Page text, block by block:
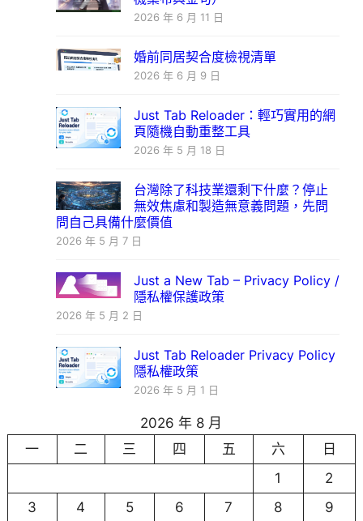
2026 年 6 月 11 日
婚前同居契合度檢視清單
2026 年 6 月 9 日
Just Tab Reloader：輕巧實用的網
頁隨機自動重整工具
2026 年 5 月 18 日
台灣除了科技業還剩下什麼？停止
無效焦慮和製造無意義問題，先問
問自己具備什麼價值
2026 年 5 月 7 日
Just a New Tab – Privacy Policy /
隱私權保護政策
2026 年 5 月 2 日
Just Tab Reloader Privacy Policy
隱私權政策
2026 年 5 月 1 日
2026 年 8 月
一
二 三 四 五 六
日
1
2
3
4 5 6 7 8
9